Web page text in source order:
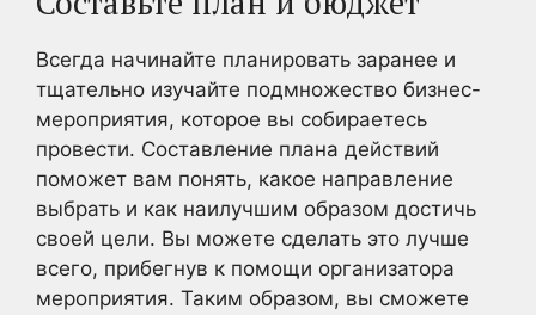
Всегда начинайте планировать заранее и
тщательно изучайте подмножество бизнес-
мероприятия, которое вы собираетесь
провести. Составление плана действий
поможет вам понять, какое направление
выбрать и как наилучшим образом достичь
своей цели. Вы можете сделать это лучше
всего, прибегнув к помощи организатора
мероприятия. Таким образом, вы сможете